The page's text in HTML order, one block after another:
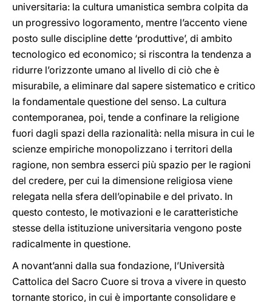
universitaria: la cultura umanistica sembra colpita da
un progressivo logoramento, mentre l’accento viene
posto sulle discipline dette ‘produttive’, di ambito
tecnologico ed economico; si riscontra la tendenza a
ridurre l’orizzonte umano al livello di ciò che è
misurabile, a eliminare dal sapere sistematico e critico
la fondamentale questione del senso. La cultura
contemporanea, poi, tende a confinare la religione
fuori dagli spazi della razionalità: nella misura in cui le
scienze empiriche monopolizzano i territori della
ragione, non sembra esserci più spazio per le ragioni
del credere, per cui la dimensione religiosa viene
relegata nella sfera dell’opinabile e del privato. In
questo contesto, le motivazioni e le caratteristiche
stesse della istituzione universitaria vengono poste
radicalmente in questione.
A novant’anni dalla sua fondazione, l’Università
Cattolica del Sacro Cuore si trova a vivere in questo
tornante storico, in cui è importante consolidare e